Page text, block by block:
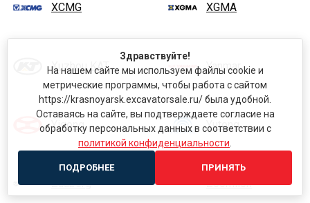
XCMG XGMA
Xuzhou KAT Yanmar
Yigong Yutong
Zauberg Zoomlion
Здравствуйте!
На нашем сайте мы используем файлы cookie и
метрические программы, чтобы работа с сайтом
https://krasnoyarsk.excavatorsale.ru/ была удобной.
Оставаясь на сайте, вы подтверждаете согласие на
обработку персональных данных в соответствии с
политикой конфиденциальности
ПОДРОБНЕЕ ПРИНЯТЬ